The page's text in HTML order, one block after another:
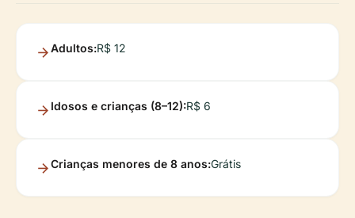
Adultos:R$ 12
Idosos e crianças (8–12):R$ 6
Crianças menores de 8 anos:Grátis